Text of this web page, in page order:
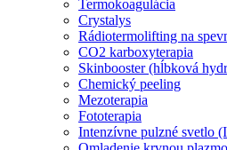
Termokoagulácia
Crystalys
Rádiotermolifting na
CO2 karboxyterapia
Skinbooster (hĺbková
Chemický peeling
Mezoterapia
Fototerapia
Intenzívne pulzné svetlo